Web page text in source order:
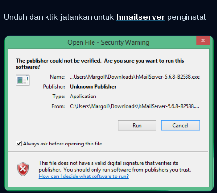
Unduh dan klik jalankan untuk hmailserver penginstal